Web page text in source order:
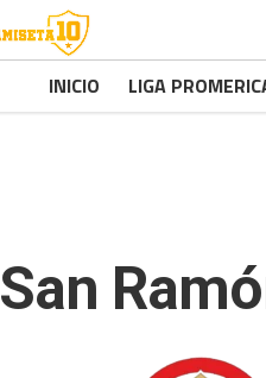
INICIO LIGA
San